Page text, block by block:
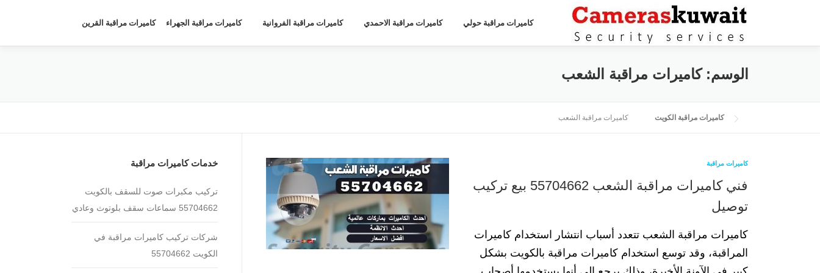
كاميرات مراقبة حولي كاميرات مراقبة الاحمدي كاميرات مراقبة الفروانية كاميرات مراقبة الجهراء كاميرات مراقبة القرين
الوسم:كاميرات مراقبة الشعب
كاميرات مراقبة الكويت كاميرات مراقبة الشعب
كاميرات مراقبة
فني كاميرات مراقبة الشعب 55704662 بيع تركيب
توصيل
كاميرات مراقبة الشعب تتعدد أسباب انتشار استخدام كاميرات
المراقبة، وقد توسع استخدام كاميرات مراقبة بالكويت بشكل
خدمات كاميرات مراقبة
تركيب مكبرات صوت للسقف بالكويت
55704662 سماعات سقف بلوتوث وعادي
شركات تركيب كاميرات مراقبة في
الكويت 55704662